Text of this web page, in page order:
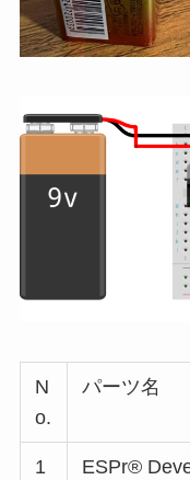
N
o.
パーツ名
1
ESPr®